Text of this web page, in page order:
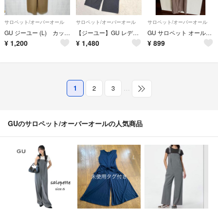
サロペット/オーバーオール
GU ジーユー (L) カットソーサロペット ポケットあり
¥ 1,200
サロペット/オーバーオール
【ジーユー】GU レディース タックサロペットパンツ グレー M ○
¥ 1,480
サロペット/オーバーオール
GU サロペット オールインワン Mサイズ
¥ 899
1 2 3 …
GUのサロペット/オーバーオールの人気商品